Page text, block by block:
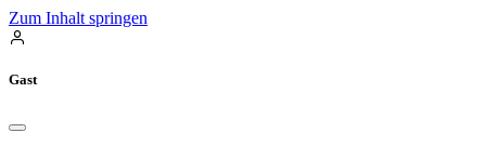
Zum Inhalt springen
Gast